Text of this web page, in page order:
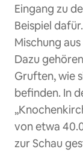
Eingang zu
Beispiel
Mischung
Dazu
Gruften, wie
befinden. In
von etwa
zur Schau